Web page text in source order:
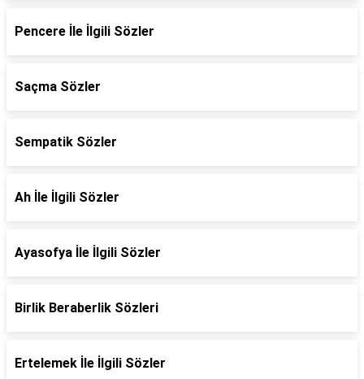
Pencere İle İlgili Sözler
Saçma Sözler
Sempatik Sözler
Ah İle İlgili Sözler
Ayasofya İle İlgili Sözler
Birlik Beraberlik Sözleri
Ertelemek İle İlgili Sözler